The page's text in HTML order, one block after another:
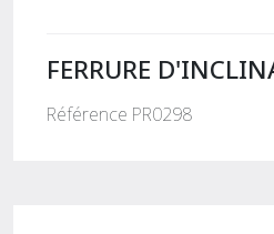
FERRURE
Référence PR0298